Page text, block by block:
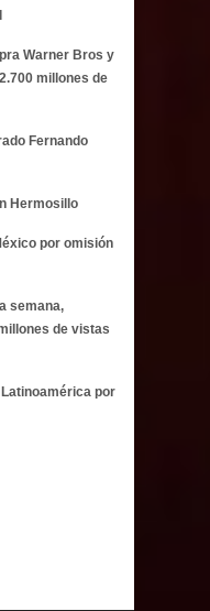
Warner Bros y
millones de
Fernando
Hermosillo
por omisión
semana,
de vistas
por